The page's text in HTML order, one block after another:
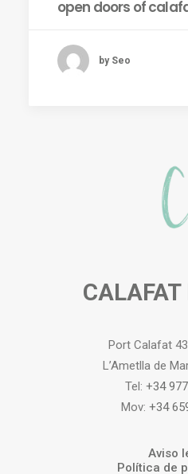
open doors of
by Seo
CALAFAT
Port Calafat
L’Ametlla de
Tel: +34
Mov: +34
Aviso
Política de